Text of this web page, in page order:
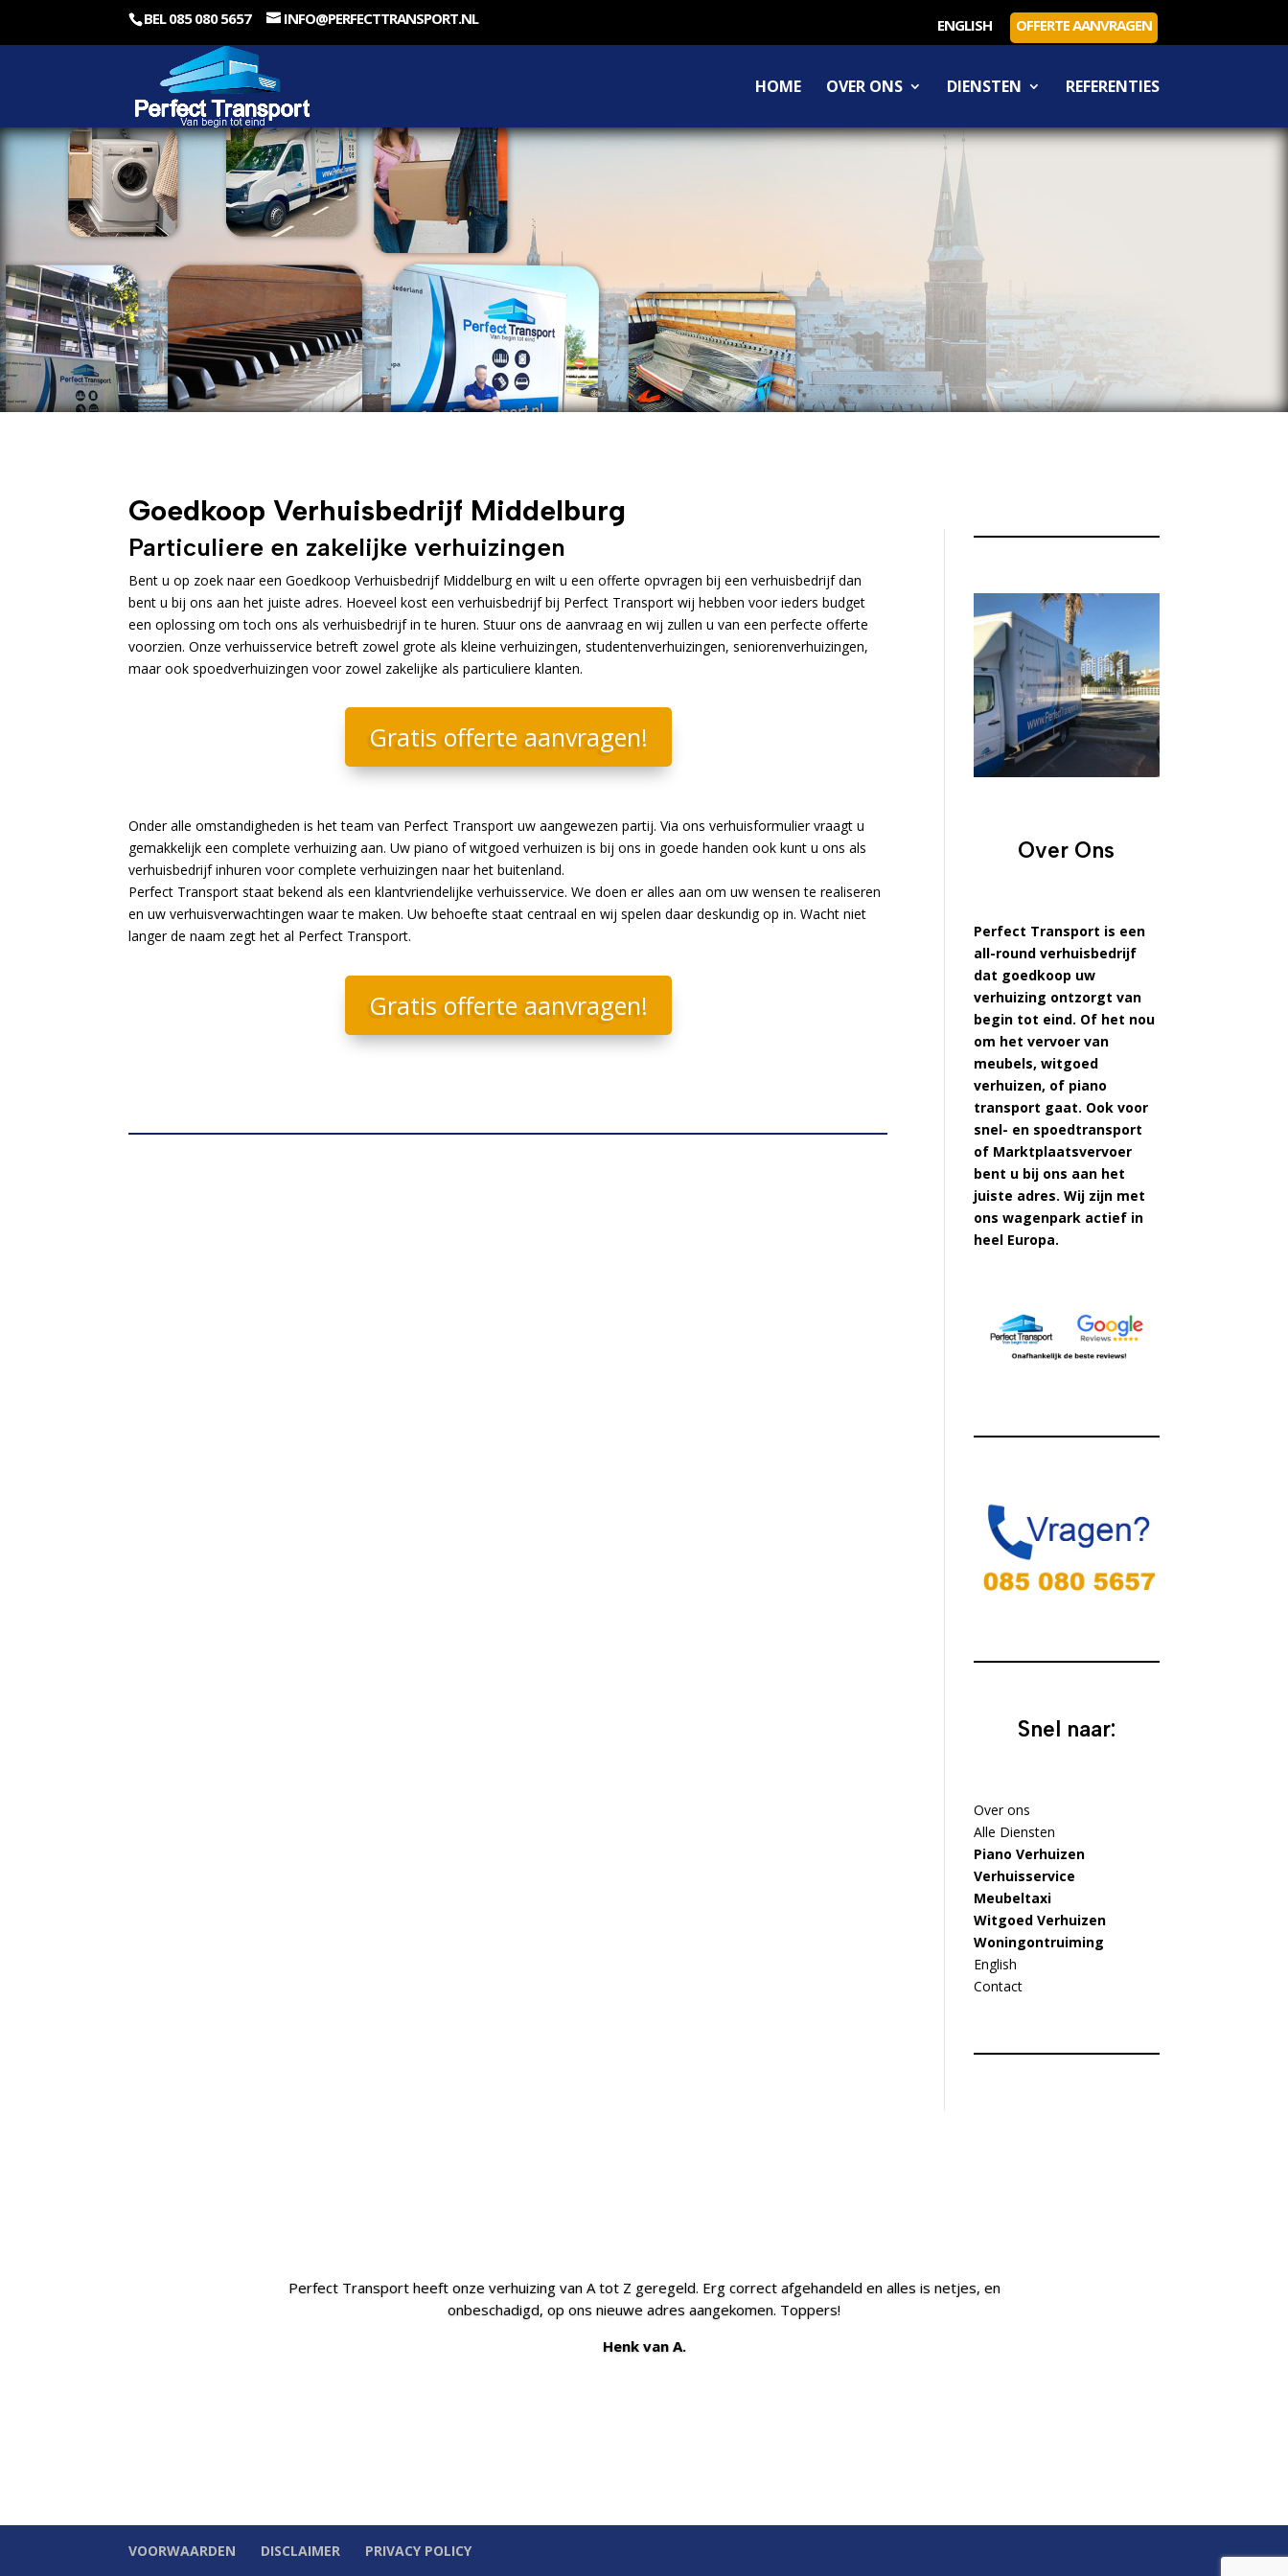
BEL 085 080 5657 INFO@PERFECTTRANSPORT.NL ENGLISH OFFERTE AANVRAGEN
HOME OVER ONS DIENSTEN REFERENTIES
Goedkoop Verhuisbedrijf Middelburg
Particuliere en zakelijke verhuizingen
Bent u op zoek naar een Goedkoop Verhuisbedrijf Middelburg en wilt u een offerte opvragen bij een verhuisbedrijf dan
bent u bij ons aan het juiste adres. Hoeveel kost een verhuisbedrijf bij Perfect Transport wij hebben voor ieders budget
een oplossing om toch ons als verhuisbedrijf in te huren. Stuur ons de aanvraag en wij zullen u van een perfecte offerte
voorzien. Onze verhuisservice betreft zowel grote als kleine verhuizingen, studentenverhuizingen, seniorenverhuizingen,
maar ook spoedverhuizingen voor zowel zakelijke als particuliere klanten.
Gratis offerte aanvragen!
Onder alle omstandigheden is het team van Perfect Transport uw aangewezen partij. Via ons verhuisformulier vraagt u
gemakkelijk een complete verhuizing aan. Uw piano of witgoed verhuizen is bij ons in goede handen ook kunt u ons als
verhuisbedrijf inhuren voor complete verhuizingen naar het buitenland.
Perfect Transport staat bekend als een klantvriendelijke verhuisservice. We doen er alles aan om uw wensen te realiseren
en uw verhuisverwachtingen waar te maken. Uw behoefte staat centraal en wij spelen daar deskundig op in. Wacht niet
langer de naam zegt het al Perfect Transport.
Gratis offerte aanvragen!
Over Ons
Perfect Transport is een
all-round verhuisbedrijf
dat goedkoop uw
verhuizing ontzorgt van
begin tot eind. Of het nou
om het vervoer van
meubels, witgoed
verhuizen, of piano
transport gaat. Ook voor
snel- en spoedtransport
of Marktplaatsvervoer
bent u bij ons aan het
juiste adres. Wij zijn met
ons wagenpark actief in
heel Europa.
Snel naar:
Over ons
Alle Diensten
Piano Verhuizen
Verhuisservice
Meubeltaxi
Witgoed Verhuizen
Woningontruiming
English
Contact
Perfect Transport heeft onze verhuizing van A tot Z geregeld. Erg correct afgehandeld en alles is netjes, en
onbeschadigd, op ons nieuwe adres aangekomen. Toppers!
Henk van A.
VOORWAARDEN DISCLAIMER PRIVACY POLICY